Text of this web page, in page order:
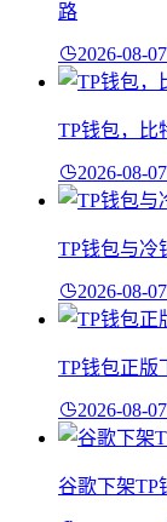
路
2026-08-07
TP钱包，比
2026-08-07
TP钱包与冷
2026-08-07
TP钱包正版
2026-08-07
谷歌下架TP